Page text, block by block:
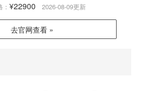
¥22900 2026-08-09更新
去官网查看 »